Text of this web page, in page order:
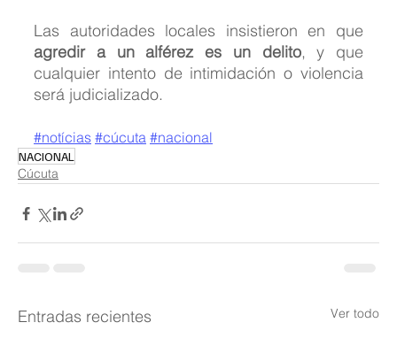
agredir a un alférez es un delito, y que
cualquier intento de intimidación o violencia
será judicializado.
#notícias #cúcuta #nacional
NACIONAL
Cúcuta
Entradas recientes Ver todo